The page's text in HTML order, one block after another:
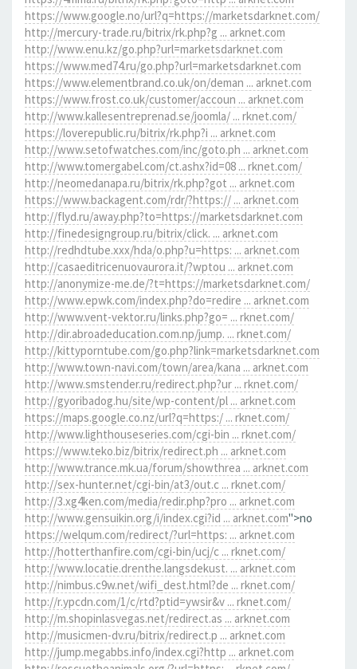
https://www.google.no/url?q=https://marketsdarknet.com/
http://mercury-trade.ru/bitrix/rk.php?g ... arknet.com
http://www.enu.kz/go.php?url=marketsdarknet.com
https://www.med74.ru/go.php?url=marketsdarknet.com
https://www.elementbrand.co.uk/on/deman ... arknet.com
https://www.frost.co.uk/customer/accoun ... arknet.com
http://www.kallesentreprenad.se/joomla/ ... rknet.com/
https://loverepublic.ru/bitrix/rk.php?i ... arknet.com
http://www.setofwatches.com/inc/goto.ph ... arknet.com
http://www.tomergabel.com/ct.ashx?id=08 ... rknet.com/
http://neomedanapa.ru/bitrix/rk.php?got ... arknet.com
https://www.backagent.com/rdr/?https:// ... arknet.com
http://flyd.ru/away.php?to=https://marketsdarknet.com
http://finedesigngroup.ru/bitrix/click. ... arknet.com
http://redhdtube.xxx/hda/o.php?u=https: ... arknet.com
http://casaeditricenuovaurora.it/?wptou ... arknet.com
http://anonymize-me.de/?t=https://marketsdarknet.com/
http://www.epwk.com/index.php?do=redire ... arknet.com
http://www.vent-vektor.ru/links.php?go= ... rknet.com/
http://dir.abroadeducation.com.np/jump. ... rknet.com/
http://kittyporntube.com/go.php?link=marketsdarknet.com
http://www.town-navi.com/town/area/kana ... arknet.com
http://www.smstender.ru/redirect.php?ur ... rknet.com/
http://gyoribadog.hu/site/wp-content/pl ... arknet.com
https://maps.google.co.nz/url?q=https:/ ... rknet.com/
http://www.lighthouseseries.com/cgi-bin ... rknet.com/
https://www.teko.biz/bitrix/redirect.ph ... arknet.com
http://www.trance.mk.ua/forum/showthrea ... arknet.com
http://sex-hunter.net/cgi-bin/at3/out.c ... rknet.com/
http://3.xg4ken.com/media/redir.php?pro ... arknet.com
http://www.gensuikin.org/i/index.cgi?id ... arknet.com">no
https://welqum.com/redirect/?url=https: ... arknet.com
http://hotterthanfire.com/cgi-bin/ucj/c ... rknet.com/
http://www.locatie.drenthe.langsdekust. ... arknet.com
http://nimbus.c9w.net/wifi_dest.html?de ... rknet.com/
http://r.ypcdn.com/1/c/rtd?ptid=ywsir&v ... rknet.com/
http://m.shopinlasvegas.net/redirect.as ... arknet.com
http://musicmen-dv.ru/bitrix/redirect.p ... arknet.com
http://jump.megabbs.info/index.cgi?http ... arknet.com